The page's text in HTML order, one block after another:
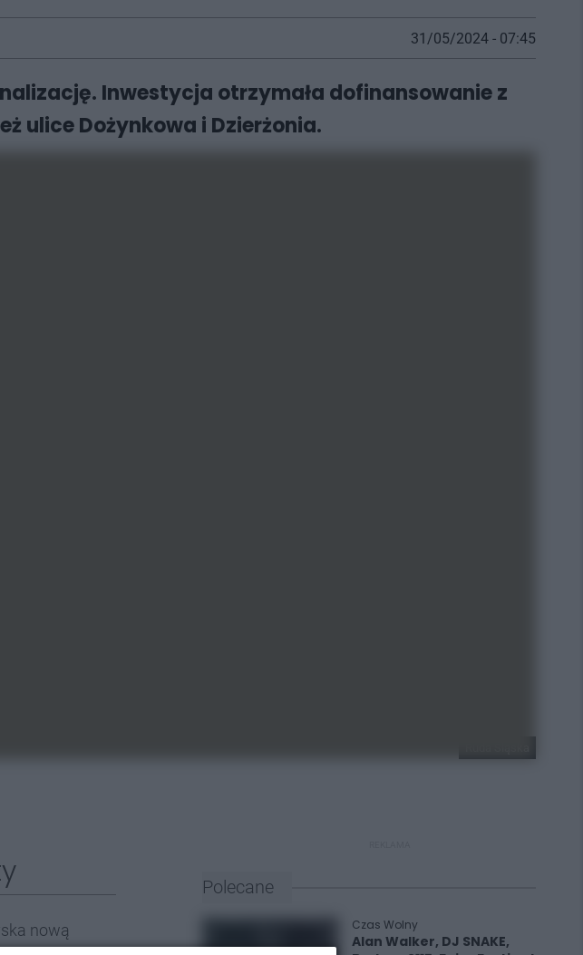
31/05/2024 - 07:45
Inwestycja otrzymała dofinansowanie z
ulice Dożynkowa i Dzierżonia.
nową
Polecane
Czas Wolny
Alan Walker, DJ SNAKE,